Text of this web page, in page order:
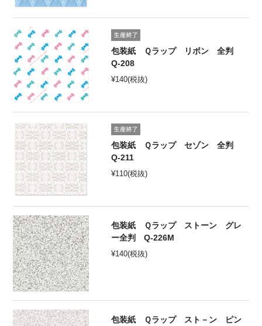
オンラインショップ
お問い合わせ
卸売業・小売業のお客様
マルアイについて
企業情報
包装紙 Ｑラップ リボン 全判
Q-208
¥140(税抜)
包装紙 Ｑラップ セゾン 全判
Q-211
¥110(税抜)
包装紙 Ｑラップ ストーン グレ
ー全判 Q-226M
¥140(税抜)
包装紙 Ｑラップ スト－ン ピン